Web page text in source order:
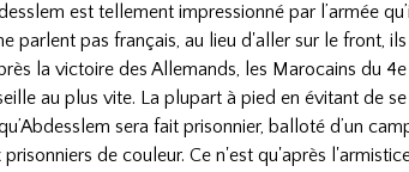
est tellement impressionné par l’armée qu’il
parlent pas français, au lieu d'aller sur le front, ils
la victoire des Allemands, les Marocains du 4e
au plus vite. La plupart à pied en évitant de se
sera fait prisonnier, balloté d’un
de couleur. Ce n'est qu'après